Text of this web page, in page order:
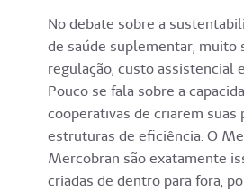
No debate sobre a
de saúde suplementar, muito
regulação, custo assistencial
Pouco se fala sobre a
cooperativas de criarem suas
estruturas de eficiência. O
Mercobran são exatamente
criadas de dentro para fora,